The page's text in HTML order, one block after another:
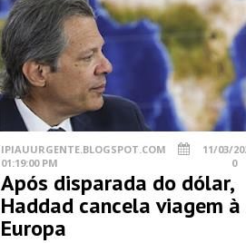
IPIAUURGENTE.BLOGSPOT.COM
11/03/
01:19:00 PM
0
Após disparada do dólar,
Haddad cancela viagem à
Europa